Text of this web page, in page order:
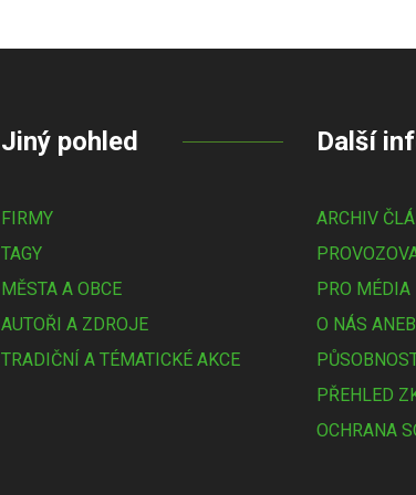
Jiný pohled
FIRMY
TAGY
MĚSTA A OBCE
AUTOŘI A ZDROJE
TRADIČNÍ A TÉMATICKÉ AKCE
Další
ARCHIV
PRO MÉDIA
O NÁS
PŘEHLED
OCHRANA